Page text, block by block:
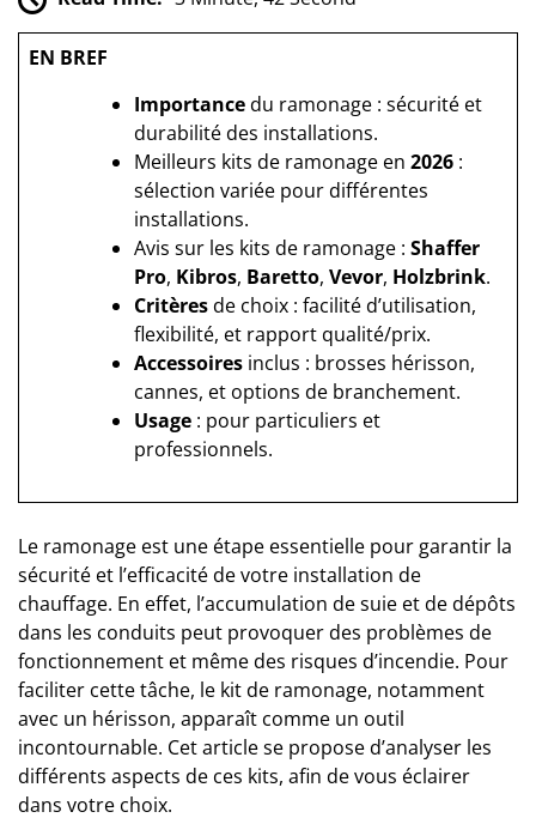
EN BREF
Importancedu ramonage : sécurité et
durabilité des installations.
Meilleurs kits de ramonage en 2026 :
sélection variée pour différentes
installations.
Avis sur les kits de ramonage : Shaffer
Pro, Kibros, Baretto, Vevor, Holzbrink.
Critèresde choix : facilité d’utilisation,
flexibilité, et rapport qualité/prix.
Accessoires inclus : brosses hérisson,
cannes, et options de branchement.
Usage : pour particuliers et
professionnels.
Le ramonage est une étape essentielle pour garantir la
sécurité et l’efficacité de votre installation de
chauffage. En effet, l’accumulation de suie et de dépôts
dans les conduits peut provoquer des problèmes de
fonctionnement et même des risques d’incendie. Pour
faciliter cette tâche, le kit de ramonage, notamment
avec un hérisson, apparaît comme un outil
incontournable. Cet article se propose d’analyser les
différents aspects de ces kits, afin de vous éclairer
dans votre choix.